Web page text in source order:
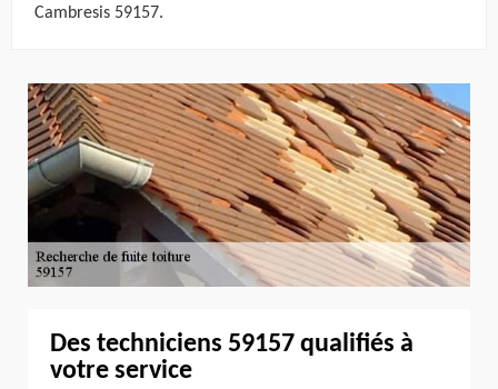
Cambresis 59157.
Des techniciens 59157 qualifiés à
votre service